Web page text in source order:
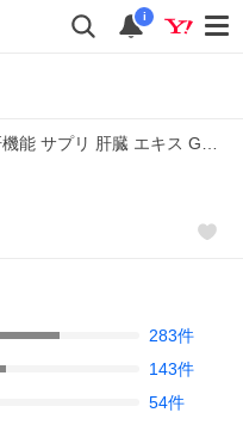
i
283件
143件
54件